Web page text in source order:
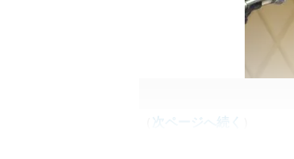
次ページへ続く